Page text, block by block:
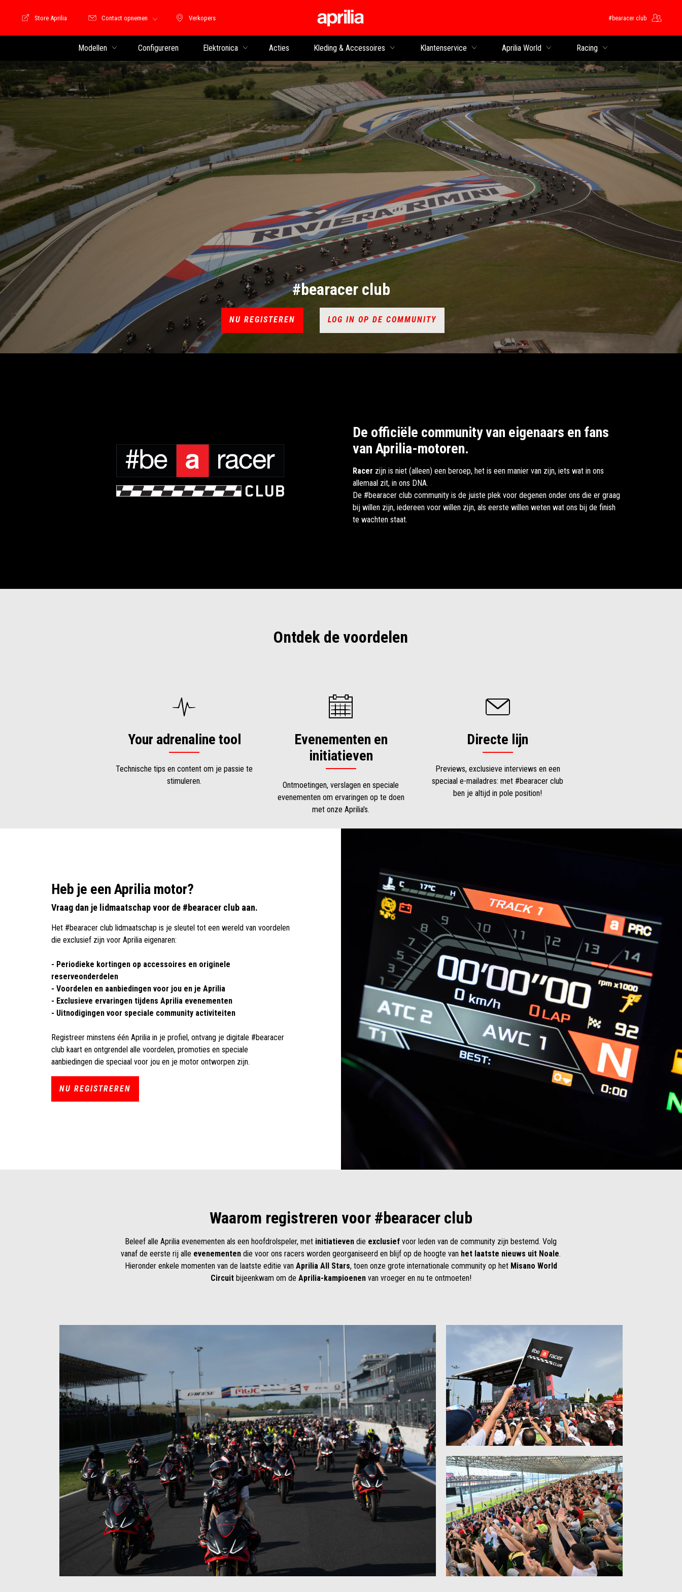
Verkopers
Verkopers
Store Motoguzzi
Store Aprilia Contact opnemen #bearacer club
Modellen Configureren Elektronica Acties Kleding & Accessoires Klantenservice Aprilia World Racing
#bearacer club
NU REGISTEREN LOG IN OP DE COMMUNITY
De officiële community van eigenaars en fans
van Aprilia-motoren.
Racer zijn is niet (alleen) een beroep, het is een manier van zijn, iets wat in ons
allemaal zit, in ons DNA.
De #bearacer club community is de juiste plek voor degenen onder ons die er graag
bij willen zijn, iedereen voor willen zijn, als eerste willen weten wat ons bij de finish
te wachten staat.
Ontdek de voordelen
Your adrenaline tool
Technische tips en content om je passie te
stimuleren.
Evenementen en
initiatieven
Ontmoetingen, verslagen en speciale
evenementen om ervaringen op te doen
met onze Aprilia's.
Directe lijn
Previews, exclusieve interviews en een
speciaal e-mailadres: met #bearacer club
ben je altijd in pole position!
Heb je een Aprilia motor?
Vraag dan je lidmaatschap voor de #bearacer club aan.
Het #bearacer club lidmaatschap is je sleutel tot een wereld van voordelen
die exclusief zijn voor Aprilia eigenaren:
- Periodieke kortingen op accessoires en originele
reserveonderdelen
- Voordelen en aanbiedingen voor jou en je Aprilia
- Exclusieve ervaringen tijdens Aprilia evenementen
- Uitnodigingen voor speciale community activiteiten
Registreer minstens één Aprilia in je profiel, ontvang je digitale #bearacer
club kaart en ontgrendel alle voordelen, promoties en speciale
aanbiedingen die speciaal voor jou en je motor ontworpen zijn.
NU REGISTREREN
Waarom registreren voor #bearacer club
Beleef alle Aprilia evenementen als een hoofdrolspeler, met initiatieven die exclusief voor leden van de community zijn bestemd. Volg
vanaf de eerste rij alle evenementen die voor ons racers worden georganiseerd en blijf op de hoogte van het laatste nieuws uit Noale.
Hieronder enkele momenten van de laatste editie van Aprilia All Stars, toen onze grote internationale community op het Misano World
Circuitbijeenkwam om de Aprilia-kampioenenvan vroeger en nu te ontmoeten!